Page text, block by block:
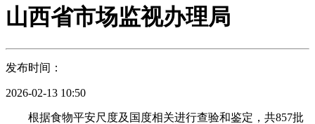
山西省市场监视办理局
发布时间：
2026-02-13 10:50
根据食物平安尺度及国度相关进行查验和鉴定，共857批